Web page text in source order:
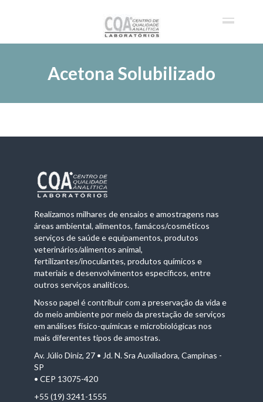
Acetona Solubilizado
Realizamos milhares de ensaios e amostragens nas
áreas ambiental, alimentos, famácos/cosméticos
serviços de saúde e equipamentos, produtos
veterinários/alimentos animal,
fertilizantes/inoculantes, produtos químicos e
materiais e desenvolvimentos específicos, entre
outros serviços analíticos.
Nosso papel é contribuir com a preservação da vida e
do meio ambiente por meio da prestação de serviços
em análises físico-químicas e microbiológicas nos
mais diferentes tipos de amostras.
Av. Júlio Diniz, 27 • Jd. N. Sra Auxiliadora, Campinas -
SP
• CEP 13075-420
+55 (19) 3241-1555